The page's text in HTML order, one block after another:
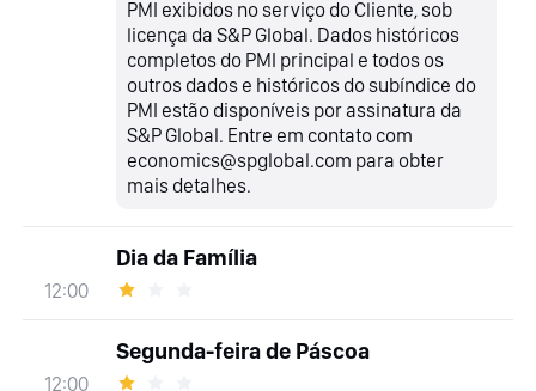
PMI exibidos no serviço do Cliente, sob
licença da S&P Global. Dados históricos
completos do PMI principal e todos os
outros dados e históricos do subíndice do
PMI estão disponíveis por assinatura da
S&P Global. Entre em contato com
economics@spglobal.com para obter
mais detalhes.
12:00
Dia da Família
12:00
Segunda-feira de Páscoa